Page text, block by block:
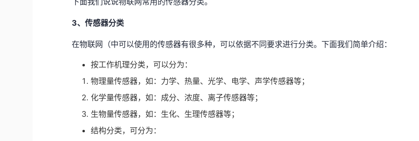
3、传感器分类
在物联网（中可以使用的传感器有很多种，可以依据不同要求进行分类。下面我们简单介绍：
按工作机理分类，可以分为：
物理量传感器，如：力学、热量、光学、电学、声学传感器等；
化学量传感器，如：成分、浓度、离子传感器等；
生物量传感器，如：生化、生理传感器等；
结构分类，可分为：